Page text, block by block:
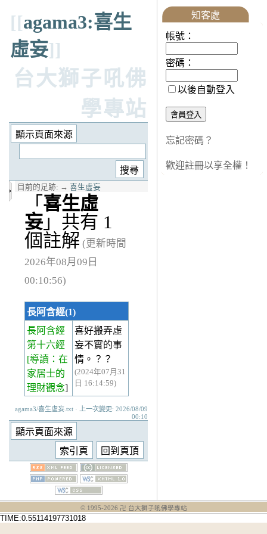
[[agama3:喜生
虛妄]]
台大獅子吼佛
學專站
目前的足跡: → 喜生虛妄
「 喜生虛
妄 」共有 1
個註解 (更新時間
2026年08月09日
00:10:56)
長阿含經(1)
長阿含經
第十六經
[導讀：在
家居士的
理財觀念]
喜好搬弄虛
妄不實的事
情。？？
(2024年07月31
日 16:14:59)
agama3/喜生虛妄.txt · 上一次變更: 2026/08/09
00:10
知客處
帳號：
密碼：
以後自動登入
忘記密碼？
歡迎註冊以享全權！
© 1995-2026 卍 台大獅子吼佛學專站
TIME:0.55114197731018